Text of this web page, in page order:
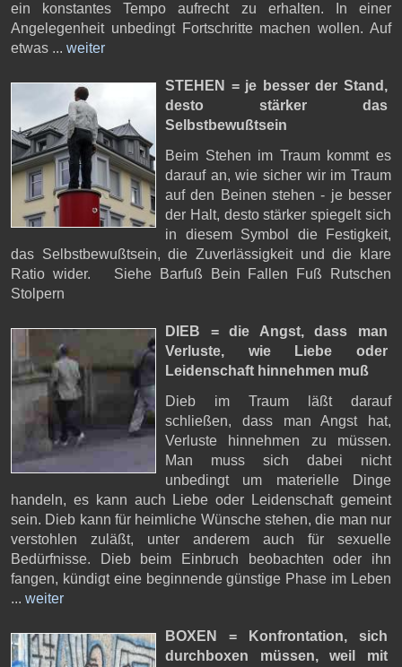
ein konstantes Tempo aufrecht zu erhalten. In einer
Angelegenheit unbedingt Fortschritte machen wollen. Auf
etwas ... weiter
STEHEN = je besser der Stand,
desto stärker das
Selbstbewußtsein
Beim Stehen im Traum kommt es
darauf an, wie sicher wir im Traum
auf den Beinen stehen - je besser
der Halt, desto stärker spiegelt sich
in diesem Symbol die Festigkeit,
das Selbstbewußtsein, die Zuverlässigkeit und die klare
Ratio wider. Siehe Barfuß Bein Fallen Fuß Rutschen
Stolpern
DIEB = die Angst,dass man
Verluste, wie Liebe oder
Leidenschaft hinnehmen muß
Dieb im Traum läßt darauf
schließen, dass man Angst hat,
Verluste hinnehmen zu müssen.
Man muss sich dabei nicht
unbedingt um materielle Dinge
handeln, es kann auch Liebe oder Leidenschaft gemeint
sein. Dieb kann für heimliche Wünsche stehen, die man nur
verstohlen zuläßt, unter anderem auch für sexuelle
Bedürfnisse. Dieb beim Einbruch beobachten oder ihn
fangen, kündigt eine beginnende günstige Phase im Leben
... weiter
BOXEN = Konfrontation, sich
durchboxen müssen, weil mit